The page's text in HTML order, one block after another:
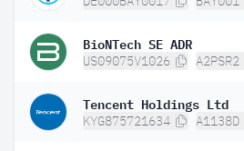
BioNTech SE ADR
US09075V1026 A2PSR2
Tencent Holdings Ltd
KYG875721634 A1138D